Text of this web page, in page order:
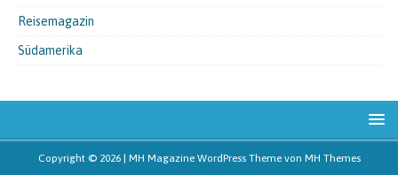
Reisemagazin
Südamerika
Copyright © 2026 | MH Magazine WordPress Theme von MH Themes